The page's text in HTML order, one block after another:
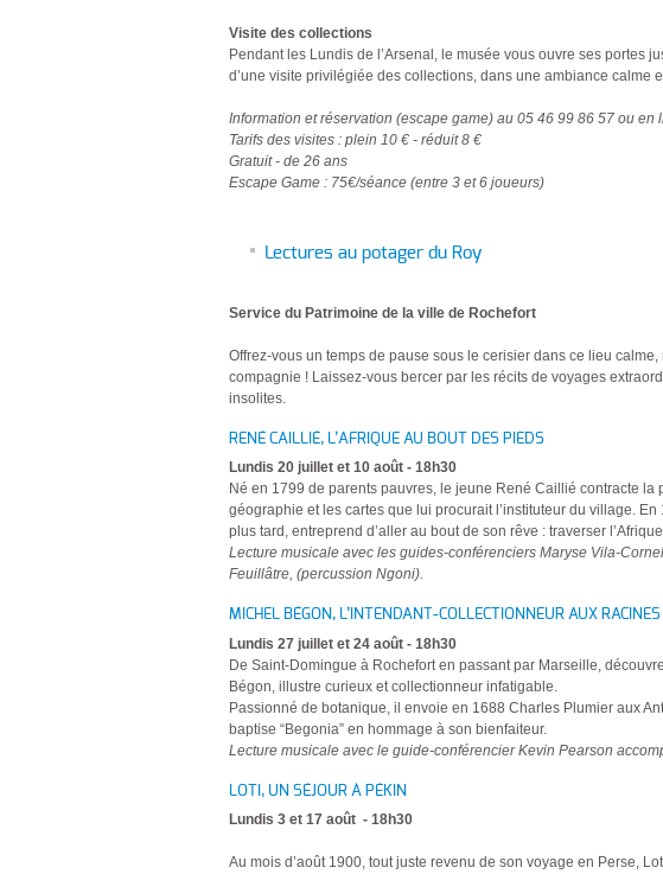
Visite des collections
Pendant les Lundis de l’Arsenal, le musée vous ouvre ses portes
d’une visite privilégiée des collections, dans une ambiance calme
Information et réservation (escape game) au 05 46 99 86 57 ou en
Tarifs des visites : plein 10 € - réduit 8 €
Gratuit - de 26 ans
Escape Game : 75€/séance (entre 3 et 6 joueurs)
Lectures au potager du Roy
Service du Patrimoine de la ville de Rochefort
Offrez-vous un temps de pause sous le cerisier dans ce lieu
compagnie ! Laissez-vous bercer par les récits de voyages
insolites.
RENÉ CAILLIÉ, L’AFRIQUE AU BOUT DES PIEDS
Lundis 20 juillet et 10 août - 18h30
Né en 1799 de parents pauvres, le jeune René Caillié contracte la
géographie et les cartes que lui procurait l’instituteur du village.
plus tard, entreprend d’aller au bout de son rêve : traverser
Lecture musicale avec les guides-conférenciers Maryse Vila-
Feuillâtre, (percussion Ngoni).
MICHEL BÉGON, L’INTENDANT-COLLECTIONNEUR AUX RACINES
Lundis 27 juillet et 24 août - 18h30
De Saint-Domingue à Rochefort en passant par Marseille,
Bégon, illustre curieux et collectionneur infatigable.
Passionné de botanique, il envoie en 1688 Charles Plumier aux
baptise “Begonia” en hommage à son bienfaiteur.
Lecture musicale avec le guide-conférencier Kevin Pearson
LOTI, UN SÉJOUR À PÉKIN
Lundis 3 et 17 août - 18h30
Au mois d’août 1900, tout juste revenu de son voyage en Perse,